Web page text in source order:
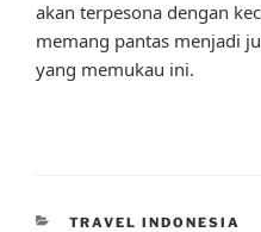
akan terpesona dengan
memang pantas menjadi
yang memukau ini.
CATEGORIES
TRAVEL INDONESIA